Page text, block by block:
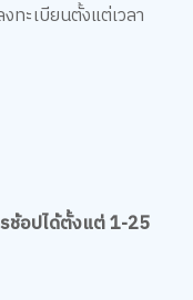
ะเบียนตั้งแต่เวลา
ช้อปได้ตั้งแต่ 1-25